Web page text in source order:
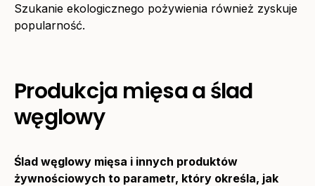
Szukanie ekologicznego pożywienia również zyskuje
popularność.
Produkcja mięsa a ślad
węglowy
Ślad węglowy mięsa i innych produktów
żywnościowych to parametr, który określa, jak